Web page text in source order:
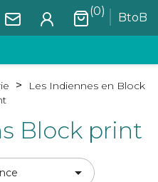
BtoB
(0)
Les Indiennes en Block
Block print
